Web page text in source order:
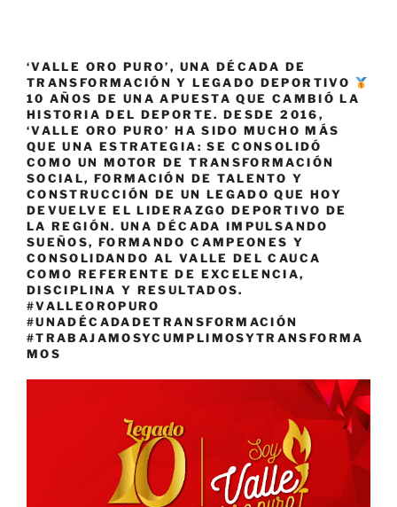
‘VALLE ORO PURO’, UNA DÉCADA DE
TRANSFORMACIÓN Y LEGADO DEPORTIVO
10 AÑOS DE UNA APUESTA QUE CAMBIÓ LA
HISTORIA DEL DEPORTE. DESDE 2016,
‘VALLE ORO PURO’ HA SIDO MUCHO MÁS
QUE UNA ESTRATEGIA: SE CONSOLIDÓ
COMO UN MOTOR DE TRANSFORMACIÓN
SOCIAL, FORMACIÓN DE TALENTO Y
CONSTRUCCIÓN DE UN LEGADO QUE HOY
DEVUELVE EL LIDERAZGO DEPORTIVO DE
LA REGIÓN. UNA DÉCADA IMPULSANDO
SUEÑOS, FORMANDO CAMPEONES Y
CONSOLIDANDO AL VALLE DEL CAUCA
COMO REFERENTE DE EXCELENCIA,
DISCIPLINA Y RESULTADOS.
#VALLEOROPURO
#UNADÉCADADETRANSFORMACIÓN
#TRABAJAMOSYCUMPLIMOSYTRANSFORMA
MOS